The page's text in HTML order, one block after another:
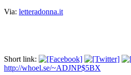
Via: letteradonna.it
Short link:
http://whoel.se/~ADJNP$5BX